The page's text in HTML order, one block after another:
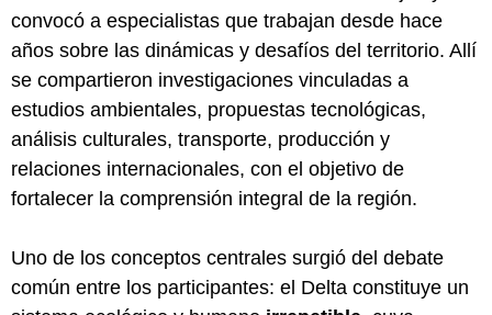
convocó a especialistas que trabajan desde hace
años sobre las dinámicas y desafíos del territorio. Allí
se compartieron investigaciones vinculadas a
estudios ambientales, propuestas tecnológicas,
análisis culturales, transporte, producción y
relaciones internacionales, con el objetivo de
fortalecer la comprensión integral de la región.
Uno de los conceptos centrales surgió del debate
común entre los participantes: el Delta constituye un